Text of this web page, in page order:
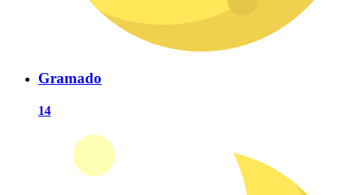
Gramado
14